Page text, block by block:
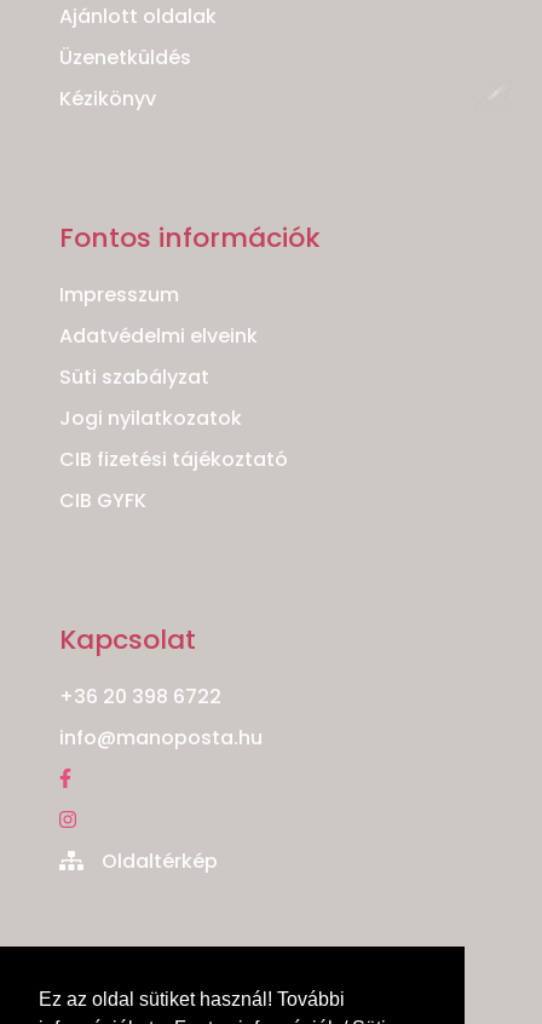
Ez az oldal sütiket használ! További
Ajánlott oldalak
Üzenetküldés
Kézikönyv
Fontos információk
Impresszum
Adatvédelmi elveink
Süti szabályzat
Jogi nyilatkozatok
CIB fizetési tájékoztató
CIB GYFK
Kapcsolat
+36 20 398 6722
info@manoposta.hu
Oldaltérkép